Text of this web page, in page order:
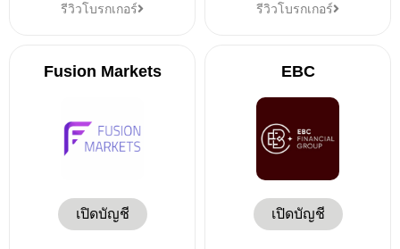
รีวิวโบรกเกอร์ รีวิวโบรกเกอร์
Fusion Markets
เปิดบัญชี
EBC
เปิดบัญชี